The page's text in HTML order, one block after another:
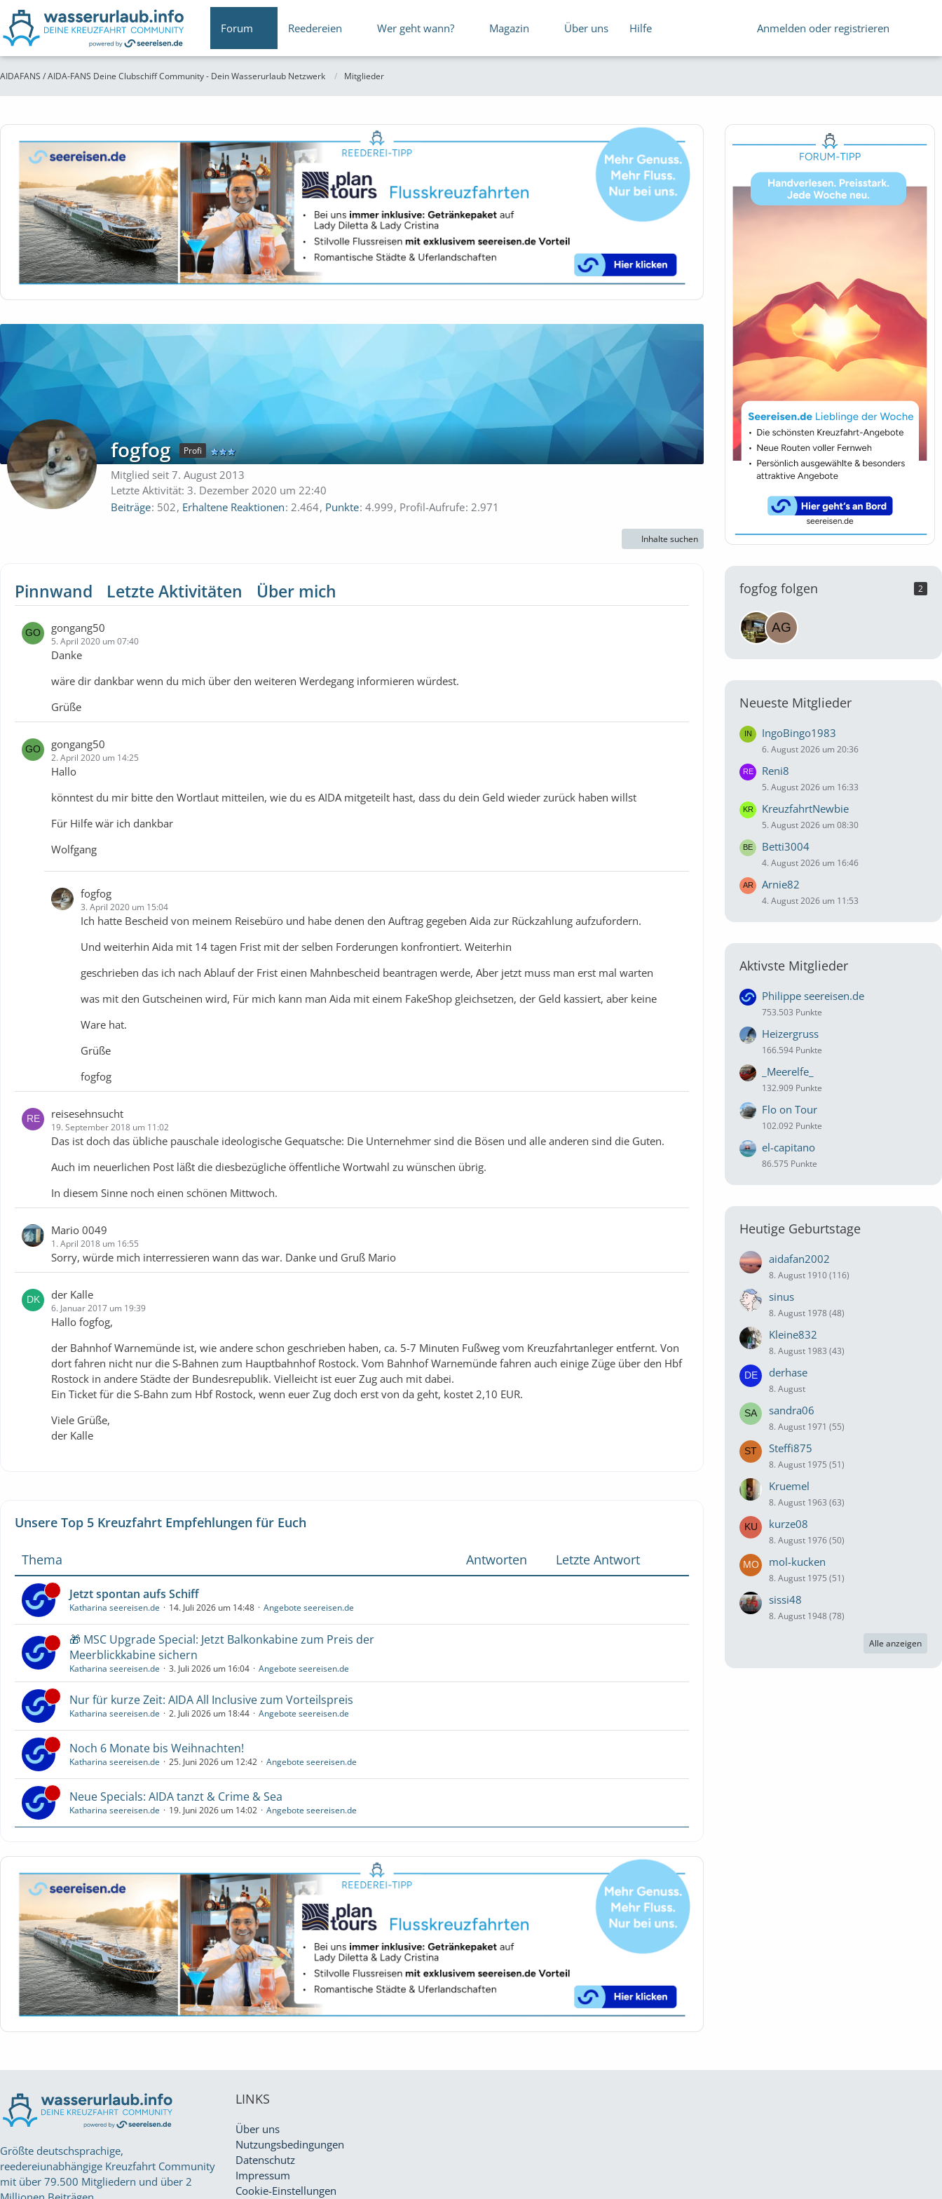
Forum Reedereien Wer geht wann? Magazin Über uns Hilfe Anmelden oder registrieren
AIDAFANS / AIDA-FANS Deine Clubschiff Community - Dein Wasserurlaub Netzwerk Mitglieder
fogfog Profi
Mitglied seit 7. August 2013
Letzte Aktivität: 3. Dezember 2020 um 22:40
Beiträge 502 Erhaltene Reaktionen 2.464 Punkte 4.999 Profil-Aufrufe 2.971
Inhalte suchen
Pinnwand Letzte Aktivitäten Über mich
gongang50
5. April 2020 um 07:40
Danke
wäre dir dankbar wenn du mich über den weiteren Werdegang informieren würdest.
Grüße
gongang50
2. April 2020 um 14:25
Hallo
könntest du mir bitte den Wortlaut mitteilen, wie du es AIDA mitgeteilt hast, dass du dein Geld wieder zurück haben willst
Für Hilfe wär ich dankbar
Wolfgang
fogfog
3. April 2020 um 15:04
Ich hatte Bescheid von meinem Reisebüro und habe denen den Auftrag gegeben Aida zur Rückzahlung aufzufordern.
Und weiterhin Aida mit 14 tagen Frist mit der selben Forderungen konfrontiert. Weiterhin
geschrieben das ich nach Ablauf der Frist einen Mahnbescheid beantragen werde, Aber jetzt muss man erst mal warten
was mit den Gutscheinen wird, Für mich kann man Aida mit einem FakeShop gleichsetzen, der Geld kassiert, aber keine
Ware hat.
Grüße
fogfog
reisesehnsucht
19. September 2018 um 11:02
Das ist doch das übliche pauschale ideologische Gequatsche: Die Unternehmer sind die Bösen und alle anderen sind die Guten.
Auch im neuerlichen Post läßt die diesbezügliche öffentliche Wortwahl zu wünschen übrig.
In diesem Sinne noch einen schönen Mittwoch.
Mario 0049
1. April 2018 um 16:55
Sorry, würde mich interressieren wann das war. Danke und Gruß Mario
der Kalle
6. Januar 2017 um 19:39
Hallo fogfog,
der Bahnhof Warnemünde ist, wie andere schon geschrieben haben, ca. 5-7 Minuten Fußweg vom Kreuzfahrtanleger entfernt. Von
dort fahren nicht nur die S-Bahnen zum Hauptbahnhof Rostock. Vom Bahnhof Warnemünde fahren auch einige Züge über den Hbf
Rostock in andere Städte der Bundesrepublik. Vielleicht ist euer Zug auch mit dabei.
Ein Ticket für die S-Bahn zum Hbf Rostock, wenn euer Zug doch erst von da geht, kostet 2,10 EUR.
Viele Grüße,
der Kalle
Unsere Top 5 Kreuzfahrt Empfehlungen für Euch
Thema Antworten Letzte Antwort
Jetzt spontan aufs Schiff
Katharina seereisen.de 14. Juli 2026 um 14:48 Angebote seereisen.de
🎁 MSC Upgrade Special: Jetzt Balkonkabine zum Preis der
Meerblickkabine sichern
Katharina seereisen.de 3. Juli 2026 um 16:04 Angebote seereisen.de
Nur für kurze Zeit: AIDA All Inclusive zum Vorteilspreis
Katharina seereisen.de 2. Juli 2026 um 18:44 Angebote seereisen.de
Noch 6 Monate bis Weihnachten!
Katharina seereisen.de 25. Juni 2026 um 12:42 Angebote seereisen.de
Neue Specials: AIDA tanzt & Crime & Sea
Katharina seereisen.de 19. Juni 2026 um 14:02 Angebote seereisen.de
fogfog folgen 2
Neueste Mitglieder
IngoBingo1983
6. August 2026 um 20:36
Reni8
5. August 2026 um 16:33
KreuzfahrtNewbie
5. August 2026 um 08:30
Betti3004
4. August 2026 um 16:46
Arnie82
4. August 2026 um 11:53
Aktivste Mitglieder
Philippe seereisen.de
753.503 Punkte
Heizergruss
166.594 Punkte
_Meerelfe_
132.909 Punkte
Flo on Tour
102.092 Punkte
el-capitano
86.575 Punkte
Heutige Geburtstage
aidafan2002
8. August 1910 (116)
sinus
8. August 1978 (48)
Kleine832
8. August 1983 (43)
derhase
8. August
sandra06
8. August 1971 (55)
Steffi875
8. August 1975 (51)
Kruemel
8. August 1963 (63)
kurze08
8. August 1976 (50)
mol-kucken
8. August 1975 (51)
sissi48
8. August 1948 (78)
Alle anzeigen
Größte deutschsprachige,
reedereiunabhängige Kreuzfahrt Community
mit über 79.500 Mitgliedern und über 2
LINKS
Über uns
Nutzungsbedingungen
Datenschutz
Impressum
Cookie-Einstellungen